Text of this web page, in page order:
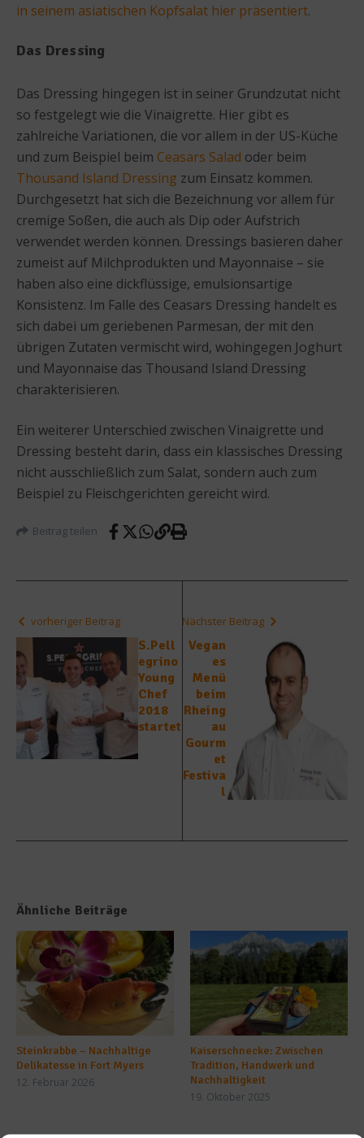
in seinem asiatischen Kopfsalat hier präsentiert.
Das Dressing
Das Dressing hingegen ist in seiner Grundzutat nicht
so festgelegt wie die Vinaigrette. Hier gibt es
zahlreiche Variationen, die vor allem in der US-Küche
und zum Beispiel beim Ceasars Salad oder beim
Thousand Island Dressing zum Einsatz kommen.
Durchgesetzt hat sich die Bezeichnung vor allem für
cremige Soßen, die auch als Dip oder Aufstrich
verwendet werden können. Dressings basieren daher
zumeist auf Milchprodukten und Mayonnaise – sie
haben also eine dickflüssige, emulsionsartige
Konsistenz. Im Falle des Ceasars Dressing handelt es
sich dabei um geriebenen Parmesan, der mit den
übrigen Zutaten vermischt wird, wohingegen Joghurt
und Mayonnaise das Thousand Island Dressing
charakterisieren.
Ein weiterer Unterschied zwischen Vinaigrette und
Dressing besteht darin, dass ein klassisches Dressing
nicht ausschließlich zum Salat, sondern auch zum
Beispiel zu Fleischgerichten gereicht wird.
Beitrag teilen
vorheriger Beitrag
S.Pell
egrino
Young
Chef
2018
startet
Nächster Beitrag
Vegan
es
Menü
beim
Rheing
au
Gourm
et
Festiva
l
Ähnliche Beiträge
Steinkrabbe – Nachhaltige
Delikatesse in Fort Myers
12. Februar 2026
Kaiserschnecke: Zwischen
Tradition, Handwerk und
Nachhaltigkeit
19. Oktober 2025